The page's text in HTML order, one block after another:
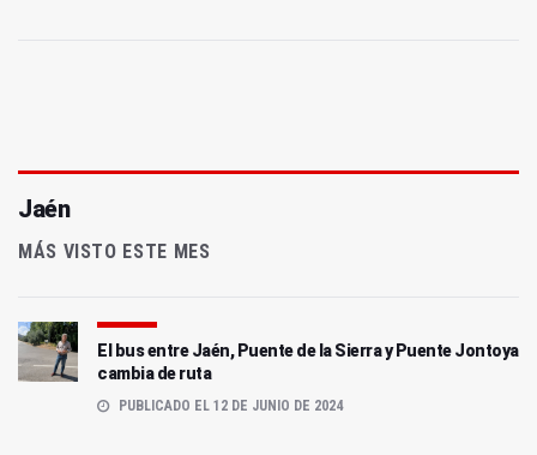
Jaén
MÁS VISTO ESTE MES
El bus entre Jaén, Puente de la Sierra y Puente Jontoya
cambia de ruta
PUBLICADO EL 12 DE JUNIO DE 2024